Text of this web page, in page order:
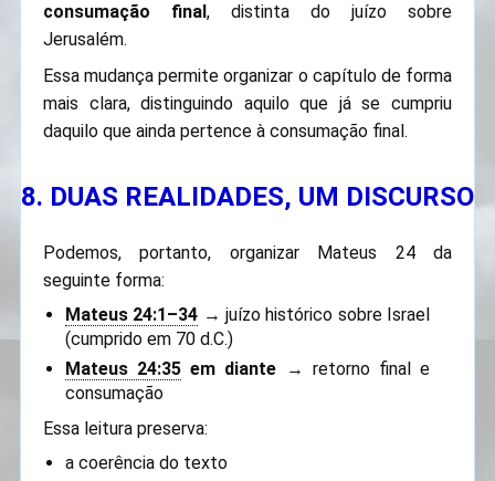
consumação final , distinta do juízo sobre
Jerusalém.
Essa mudança permite organizar o capítulo de forma
mais clara, distinguindo aquilo que já se cumpriu
daquilo que ainda pertence à consumação final.
8. DUAS REALIDADES, UM DISCURSO
Podemos, portanto, organizar Mateus 24 da
seguinte forma:
Mateus 24:1–34 → juízo histórico sobre Israel
(cumprido em 70 d.C.)
Mateus 24:35 em diante → retorno final e
consumação
Essa leitura preserva:
a coerência do texto